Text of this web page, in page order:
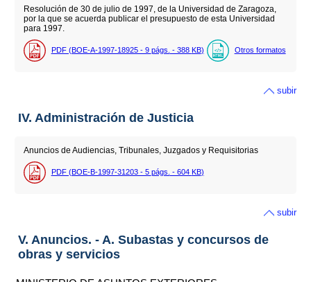
Resolución de 30 de julio de 1997, de la Universidad de Zaragoza,
por la que se acuerda publicar el presupuesto de esta Universidad
para 1997.
PDF (BOE-A-1997-18925 - 9 págs. - 388 KB) Otros formatos
subir
IV. Administración de Justicia
Anuncios de Audiencias, Tribunales, Juzgados y Requisitorias
PDF (BOE-B-1997-31203 - 5 págs. - 604 KB)
subir
V. Anuncios. - A. Subastas y concursos de
obras y servicios